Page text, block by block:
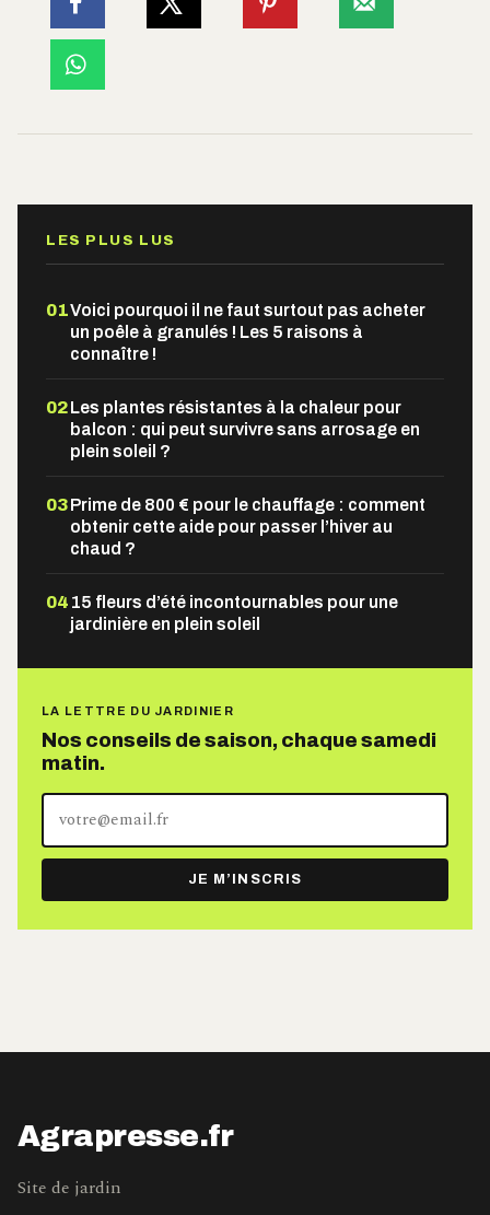
LES PLUS LUS
01Voici pourquoi il ne faut surtout pas acheter
un poêle à granulés ! Les 5 raisons à
connaître !
02Les plantes résistantes à la chaleur pour
balcon : qui peut survivre sans arrosage en
plein soleil ?
03Prime de 800 € pour le chauffage : comment
obtenir cette aide pour passer l’hiver au
chaud ?
04 15 fleurs d’été incontournables pour une
jardinière en plein soleil
LA LETTRE DU JARDINIER
Nos conseils de saison, chaque samedi
matin.
Votre
adresse
e-
mail
JE M’INSCRIS
Agrapresse.fr
Site de jardin